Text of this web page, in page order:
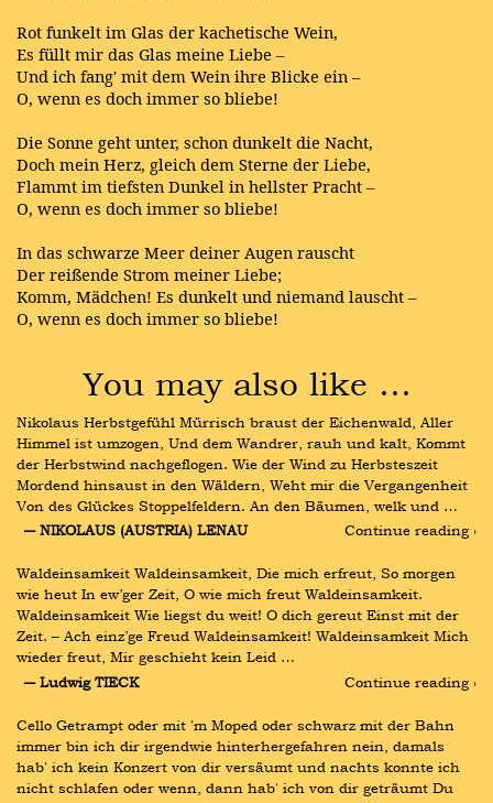
Rot funkelt im Glas der kachetische Wein,
Es füllt mir das Glas meine Liebe –
Und ich fang' mit dem Wein ihre Blicke ein –
O, wenn es doch immer so bliebe!
Die Sonne geht unter, schon dunkelt die Nacht,
Doch mein Herz, gleich dem Sterne der Liebe,
Flammt im tiefsten Dunkel in hellster Pracht –
O, wenn es doch immer so bliebe!
In das schwarze Meer deiner Augen rauscht
Der reißende Strom meiner Liebe;
Komm, Mädchen! Es dunkelt und niemand lauscht –
O, wenn es doch immer so bliebe!
You may also like …
Nikolaus Herbstgefühl Mürrisch braust der Eichenwald, Aller
Himmel ist umzogen, Und dem Wandrer, rauh und kalt, Kommt
der Herbstwind nachgeflogen. Wie der Wind zu Herbsteszeit
Mordend hinsaust in den Wäldern, Weht mir die Vergangenheit
Von des Glückes Stoppelfeldern. An den Bäumen, welk und …
― NIKOLAUS (AUSTRIA) LENAU
Continue reading ›
Waldeinsamkeit Waldeinsamkeit, Die mich erfreut, So morgen
wie heut In ew’ger Zeit, O wie mich freut Waldeinsamkeit.
Waldeinsamkeit Wie liegst du weit! O dich gereut Einst mit der
Zeit. – Ach einz’ge Freud Waldeinsamkeit! Waldeinsamkeit Mich
wieder freut, Mir geschieht kein Leid …
― Ludwig TIECK
Continue reading ›
Cello Getrampt oder mit ′m Moped oder schwarz mit der Bahn
immer bin ich dir irgendwie hinterhergefahren nein, damals
hab' ich kein Konzert von dir versäumt und nachts konnte ich
nicht schlafen oder wenn, dann hab′ ich von dir geträumt Du